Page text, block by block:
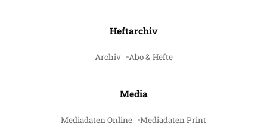
Heftarchiv
Archiv Abo & Hefte
Media
Mediadaten Online Mediadaten Print